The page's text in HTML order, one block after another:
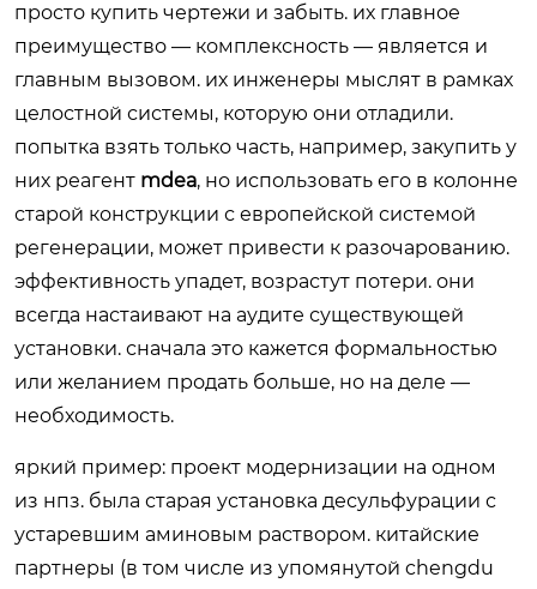
просто купить чертежи и забыть. их главное
преимущество — комплексность — является и
главным вызовом. их инженеры мыслят в рамках
целостной системы, которую они отладили.
попытка взять только часть, например, закупить у
них реагент mdea, но использовать его в колонне
старой конструкции с европейской системой
регенерации, может привести к разочарованию.
эффективность упадет, возрастут потери. они
всегда настаивают на аудите существующей
установки. сначала это кажется формальностью
или желанием продать больше, но на деле —
необходимость.
яркий пример: проект модернизации на одном
из нпз. была старая установка десульфурации с
устаревшим аминовым раствором. китайские
партнеры (в том числе из упомянутой chengdu